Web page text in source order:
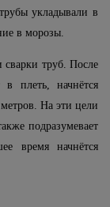
укладывали в
в морозы.
сварки труб. После
в плеть, начнётся
На эти цели
подразумевает
время начнётся